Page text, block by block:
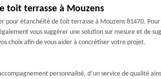
toit terrasse à Mouzens
étanchéité de toit terrasse à Mouzens 81470.
vous suggérer une solution sur mesure et de
choix afin de vous aider à concrétiser votre projet.
personnalisé, d’un service de qualité